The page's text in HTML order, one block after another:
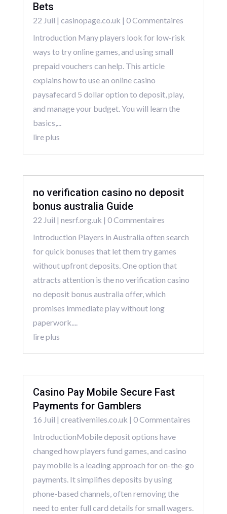
Bets
22 Juil | casinopage.co.uk | 0 Commentaires
Introduction Many players look for low-risk
ways to try online games, and using small
prepaid vouchers can help. This article
explains how to use an online casino
paysafecard 5 dollar option to deposit, play,
and manage your budget. You will learn the
basics,...
lire plus
no verification casino no deposit
bonus australia Guide
22 Juil | nesrf.org.uk | 0 Commentaires
Introduction Players in Australia often search
for quick bonuses that let them try games
without upfront deposits. One option that
attracts attention is the no verification casino
no deposit bonus australia offer, which
promises immediate play without long
paperwork....
lire plus
Casino Pay Mobile Secure Fast
Payments for Gamblers
16 Juil | creativemiles.co.uk | 0 Commentaires
IntroductionMobile deposit options have
changed how players fund games, and casino
pay mobile is a leading approach for on-the-go
payments. It simplifies deposits by using
phone-based channels, often removing the
need to enter full card details for small wagers.